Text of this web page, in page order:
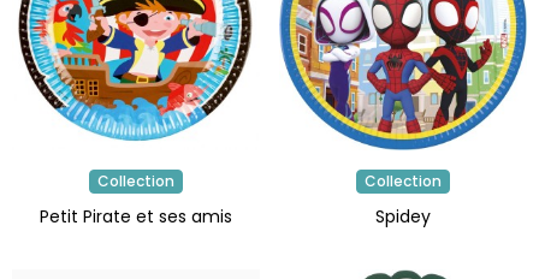
Collection
Petit Pirate et ses amis
Collection
Spidey